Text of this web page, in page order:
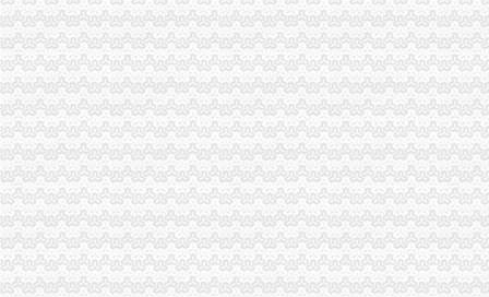
【广安审计_广安审计公司】-广安百姓网
90%创业者不知在重庆注册公司需要准备哪些材料？_搜狐社会_搜狐网
公司注销
【西城公司怎么注销,西城公司注销流程,】-其他-北京赶集网
【58同城】保定公司注销服务_公司注销代理_公司注销费用
【58同城】盐城公司注销服务_公司注销代理_公司注销费用
深圳登报,阿拉登报,挂失,营业执照登报,公司注销,税务
代办解除税务非正常注销_代办公司吊销注销
如何把公司吊销转为正常公司注销程序如下-注销--网站点评--好网
江苏南京代理公司企业注销_公司注销代理-中介代理-*一金融网
怎么办理公司注销注销公司的流程公司执照被吊销了怎么办-广东深圳
2016年公司注销流程及费用
公司注销,注销公司流程及费用,商务签证代办,签证办理流程,食品